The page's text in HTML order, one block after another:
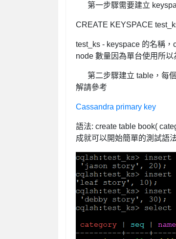
第一步驟需要建立
CREATE KEYSPACE
test_ks - keyspace 的名稱
node 數量因為單台使用所以
第二步驟建立 table，每
解請參考
Cassandra primary key
語法: create table book(
成就可以開始簡單的測試語